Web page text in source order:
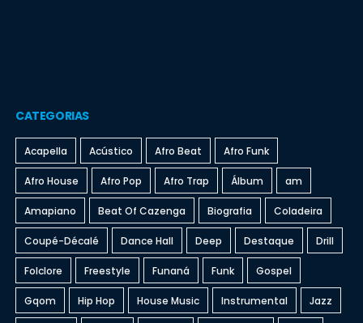
CATEGORIAS
Acapella Acústico Afro Beat Afro Funk
Afro House Afro Pop Afro Trap Álbum am
Amapiano Beat Of Cazenga Biografia Coladeira
Coupé-Décalé Dance Hall Deep Destaque Drill
Folclore Freestyle Funaná Funk Gospel
Gqom Hip Hop House Music Instrumental Jazz